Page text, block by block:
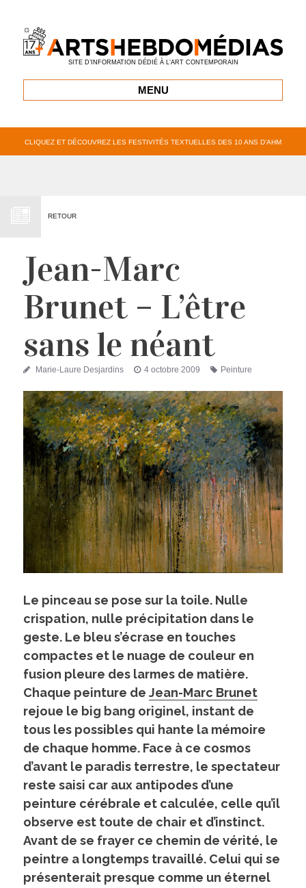
SITE D’INFORMATION DÉDIÉ À L’ART CONTEMPORAIN
MENU
CLIQUEZ ET DÉCOUVREZ LES FESTIVITÉS TEXTUELLES DES 10 ANS D’AHM
RETOUR
Jean-Marc
Brunet – L’être
sans le néant
Auteur
Marie-Laure Desjardins
Publié
4 octobre 2009 Étiquettes
Peinture
Le pinceau se pose sur la toile. Nulle
crispation, nulle précipitation dans le
geste. Le bleu s’écrase en touches
compactes et le nuage de couleur en
fusion pleure des larmes de matière.
Chaque peinture deJean-Marc Brunet
rejoue le big bang originel, instant de
tous les possibles qui hante la mémoire
de chaque homme. Face à ce cosmos
d’avant le paradis terrestre, le spectateur
reste saisi car aux antipodes d’une
peinture cérébrale et calculée, celle qu’il
observe est toute de chair et d’instinct.
Avant de se frayer ce chemin de vérité, le
peintre a longtemps travaillé. Celui qui se
présenterait presque comme un éternel